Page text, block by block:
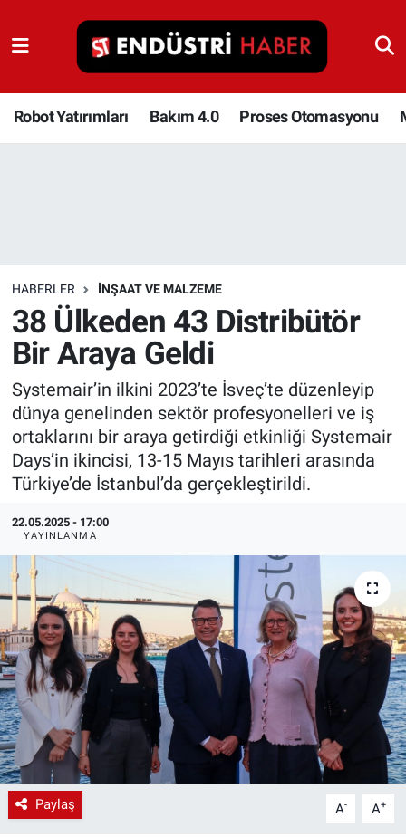
Robot Yatırımları Bakım 4.0 Proses Otomasyonu
HABERLER İNŞAAT VE MALZEME
38 Ülkeden 43 Distribütör
Bir Araya Geldi
Systemair’in ilkini 2023’te İsveç’te düzenleyip
dünya genelinden sektör profesyonelleri ve iş
ortaklarını bir araya getirdiği etkinliği Systemair
Days’in ikincisi, 13-15 Mayıs tarihleri arasında
Türkiye’de İstanbul’da gerçekleştirildi.
22.05.2025 - 17:00
YAYINLANMA
Paylaş A- A+
Robot Yatırımları
Bakım 4.0
Depolama Çözümleri
İnşaat ve Malzeme
HaberOrtak
EndüstriST
Enerjisini Üreten Fabrikalar
Endüstri 4.0 Uygulamaları
Ağır Sanayi Çözümleri